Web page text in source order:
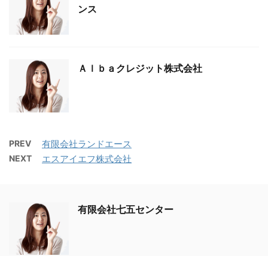
ンス
Ａｌｂａクレジット株式会社
PREV 有限会社ランドエース
NEXT エスアイエフ株式会社
有限会社七五センター